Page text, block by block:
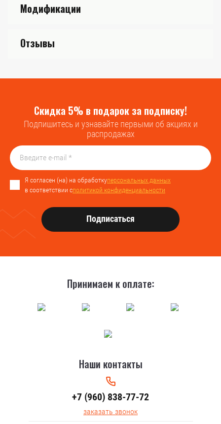
Модификации
Отзывы
Скидка 5% в подарок за подписку!
Подпишитесь и узнавайте первыми об акциях и
распродажах
Я согласен (на) на обработкуперсональных данных
в соответствии сполитикой конфиденциальности
Подписаться
Принимаем к оплате:
Наши контакты
+7 (960) 838-77-72
заказать звонок